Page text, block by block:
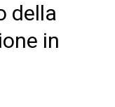
della
in